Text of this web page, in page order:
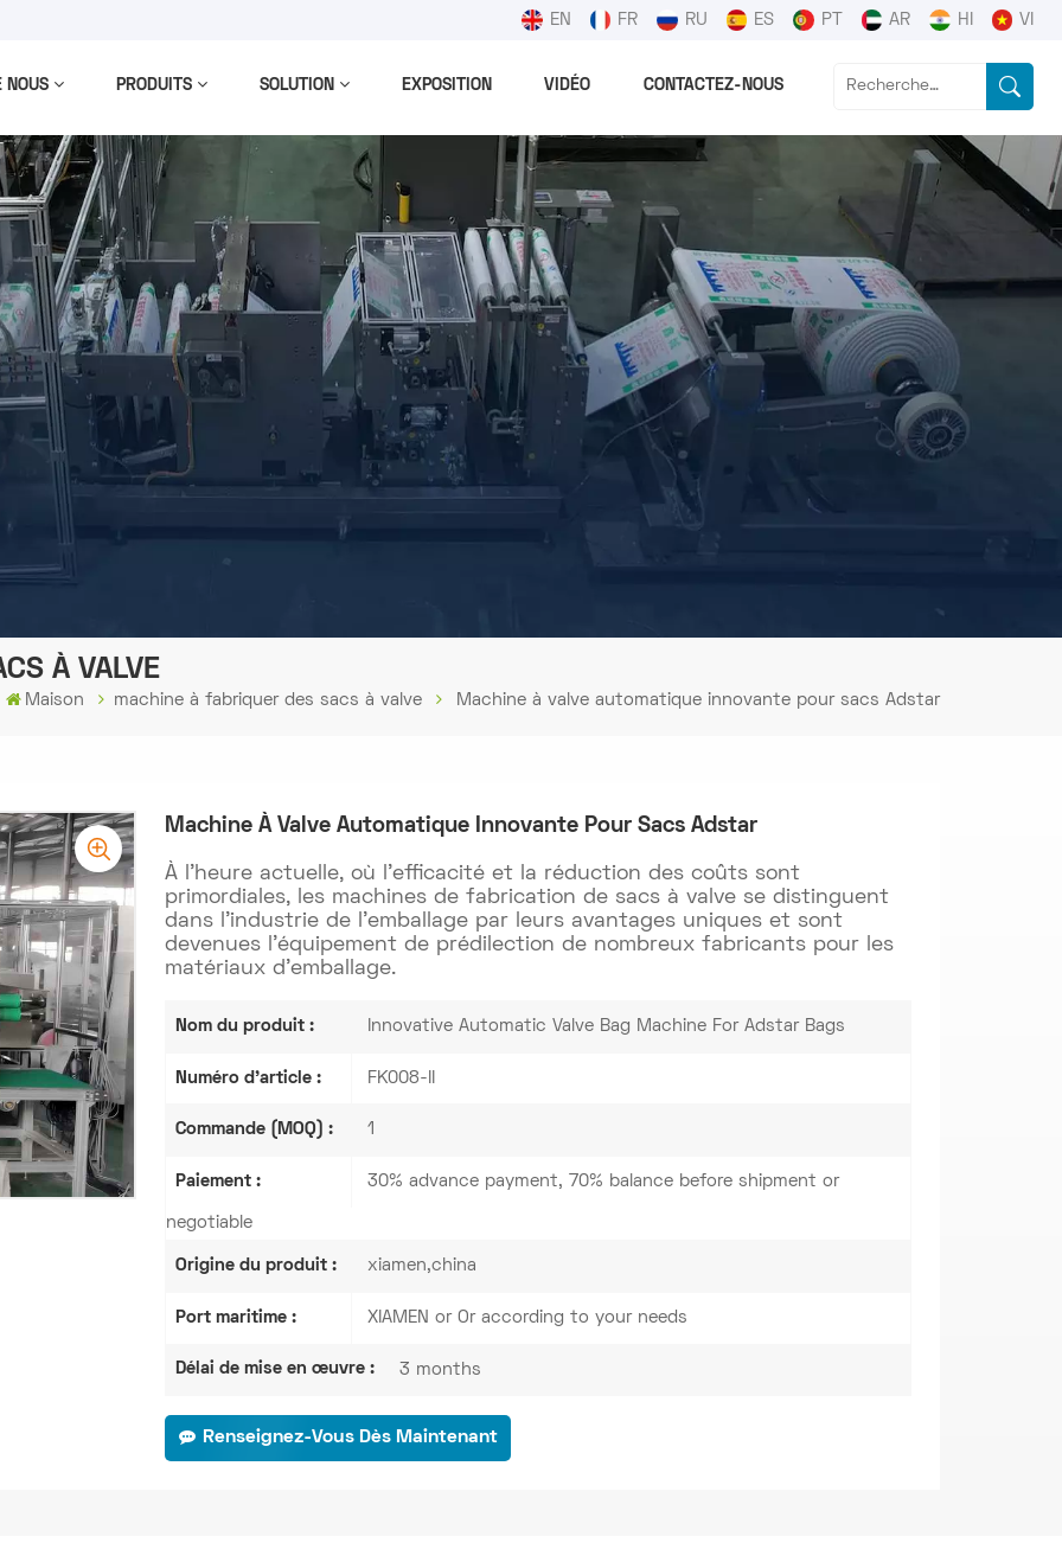
EN FR RU ES PT AR HI VI
NOUS PRODUITS SOLUTION EXPOSITION VIDÉO CONTACTEZ-NOUS
À VALVE
Maison machine à fabriquer des sacs à valve Machine à valve automatique innovante pour sacs Adstar
Machine À Valve Automatique Innovante Pour Sacs Adstar
À l'heure actuelle, où l'efficacité et la réduction des coûts sont
primordiales, les machines de fabrication de sacs à valve se distinguent
dans l'industrie de l'emballage par leurs avantages uniques et sont
devenues l'équipement de prédilection de nombreux fabricants pour les
matériaux d'emballage.
Nom du produit : Innovative Automatic Valve Bag Machine For Adstar Bags
Numéro d'article : FK008-II
Commande (MOQ) : 1
Paiement : 30% advance payment, 70% balance before shipment or
negotiable
Origine du produit : xiamen,china
Port maritime : XIAMEN or Or according to your needs
Délai de mise en œuvre : 3 months
Renseignez-Vous Dès Maintenant